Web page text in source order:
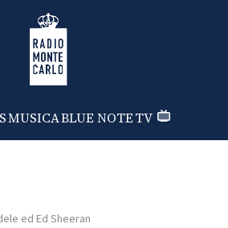
Radio Monte Carlo
MUSICABLUE NOTETV
ed Ed Sheeran